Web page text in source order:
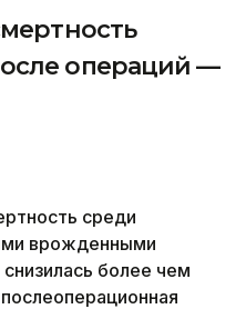
операций —
среди
врожденными
более чем